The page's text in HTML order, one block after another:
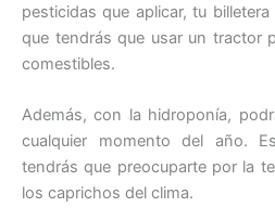
pesticidas que aplicar, tu
que tendrás que usar un tractor
comestibles.
Además, con la hidroponía,
cualquier momento del año.
tendrás que preocuparte por la
los caprichos del clima.